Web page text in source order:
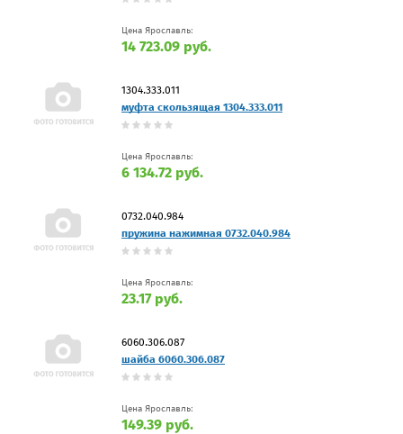
Цена Ярославль:
14 723.09 руб.
1304.333.011
муфта скользящая 1304.333.011
Цена Ярославль:
6 134.72 руб.
0732.040.984
пружина нажимная 0732.040.984
Цена Ярославль:
23.17 руб.
6060.306.087
шайба 6060.306.087
Цена Ярославль:
149.39 руб.